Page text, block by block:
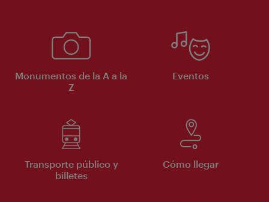
Monumentos de la A a la
Z
Eventos
Transporte público y
billetes
Cómo llegar